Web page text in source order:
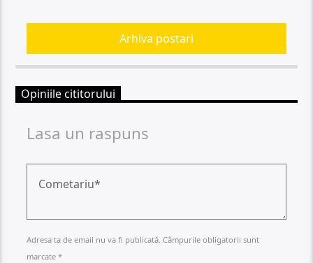
Arhiva postari
Opiniile cititorului
Lasa un raspuns
Adresa ta de email nu va fi publicată. Câmpurile obligatorii sunt
marcate *